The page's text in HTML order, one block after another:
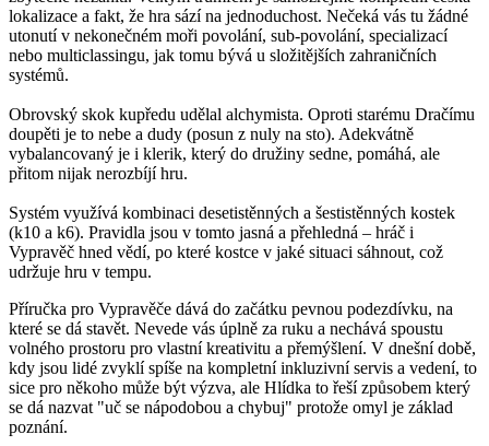
lokalizace a fakt, že hra sází na jednoduchost. Nečeká vás tu žádné
utonutí v nekonečném moři povolání, sub-povolání, specializací
nebo multiclassingu, jak tomu bývá u složitějších zahraničních
systémů.
Obrovský skok kupředu udělal alchymista. Oproti starému Dračímu
doupěti je to nebe a dudy (posun z nuly na sto). Adekvátně
vybalancovaný je i klerik, který do družiny sedne, pomáhá, ale
přitom nijak nerozbíjí hru.
Systém využívá kombinaci desetistěnných a šestistěnných kostek
(k10 a k6). Pravidla jsou v tomto jasná a přehledná – hráč i
Vypravěč hned vědí, po které kostce v jaké situaci sáhnout, což
udržuje hru v tempu.
Příručka pro Vypravěče dává do začátku pevnou podezdívku, na
které se dá stavět. Nevede vás úplně za ruku a nechává spoustu
volného prostoru pro vlastní kreativitu a přemýšlení. V dnešní době,
kdy jsou lidé zvyklí spíše na kompletní inkluzivní servis a vedení, to
sice pro někoho může být výzva, ale Hlídka to řeší způsobem který
se dá nazvat "uč se nápodobou a chybuj" protože omyl je základ
poznání.